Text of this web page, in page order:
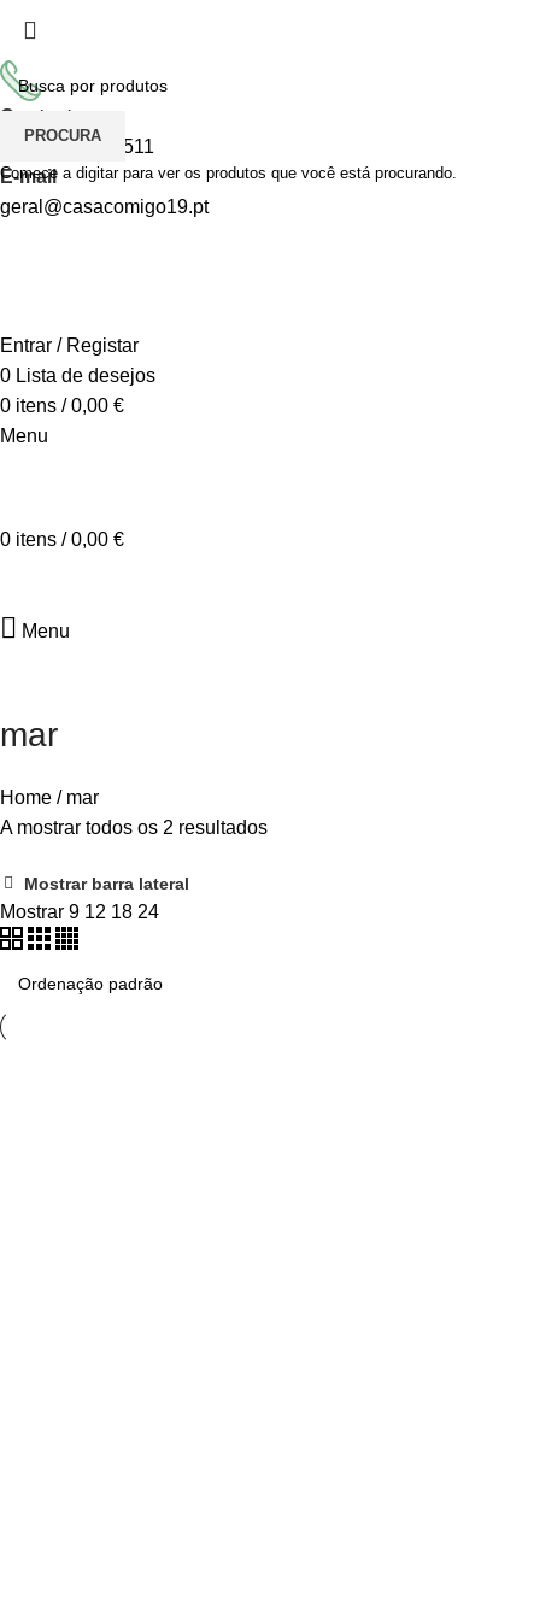
Contacto
+351 926 725 511
E-mail
geral@casacomigo19.pt
Entrar / Registar
0 Lista de desejos
0 itens / 0,00 €
Menu
0 itens / 0,00 €
Menu
mar
Home / mar
A mostrar todos os 2 resultados
Mostrar barra lateral
Mostrar 9 12 18 24
PROCURA
Comece a digitar para ver os produtos que você está procurando.